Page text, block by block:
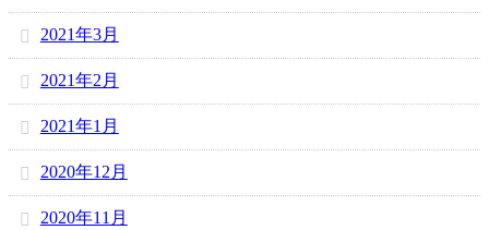
2021年3月
2021年2月
2021年1月
2020年12月
2020年11月